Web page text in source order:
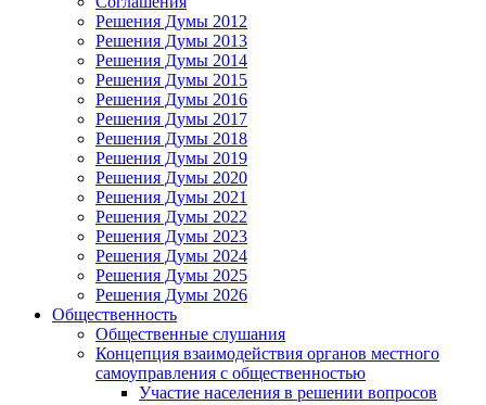
Решения Думы 2012
Решения Думы 2013
Решения Думы 2014
Решения Думы 2015
Решения Думы 2016
Решения Думы 2017
Решения Думы 2018
Решения Думы 2019
Решения Думы 2020
Решения Думы 2021
Решения Думы 2022
Решения Думы 2023
Решения Думы 2024
Решения Думы 2025
Решения Думы 2026
Общественность
Общественные слушания
Концепция взаимодействия органов местного
самоуправления с общественностью
Участие населения в решении вопросов